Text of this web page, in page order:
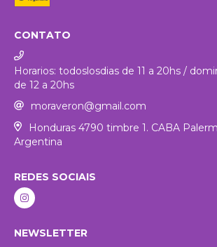
CONTATO
Horarios: todoslosdias de 11 a 20hs /
de 12 a 20hs
moraveron@gmail.com
Honduras 4790 timbre 1. CABA
Argentina
REDES SOCIAIS
NEWSLETTER